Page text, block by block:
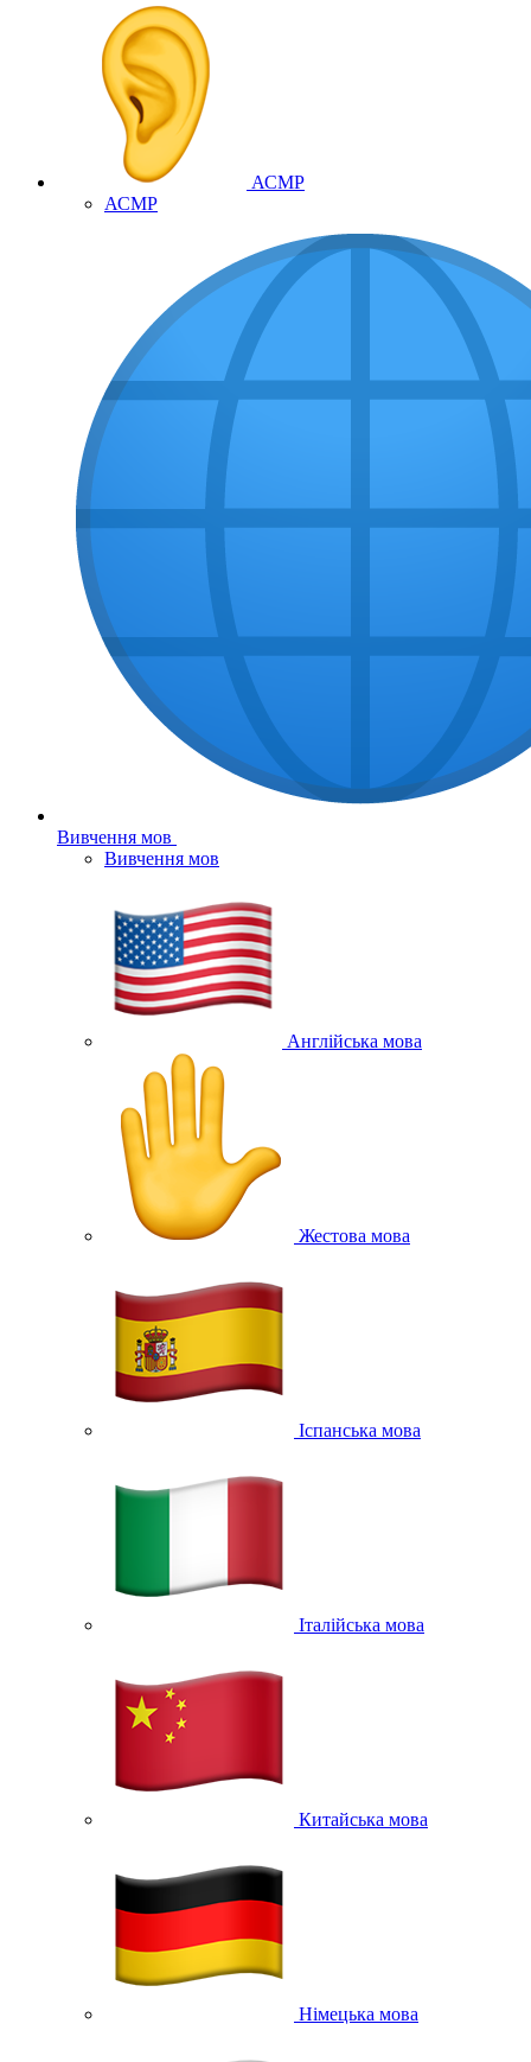
АСМР
АСМР
Вивчення мов
Вивчення мов
Англійська мова
Жестова мова
Іспанська мова
Італійська мова
Китайська мова
Німецька мова